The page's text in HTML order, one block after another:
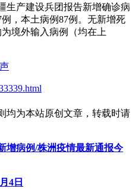
生产建设兵团报告新增确诊病
，本土病例87例。无新增死
境外输入病例（均在上
均为本站原创文章，转载时请
增病例/株洲疫情最新通报今
4日